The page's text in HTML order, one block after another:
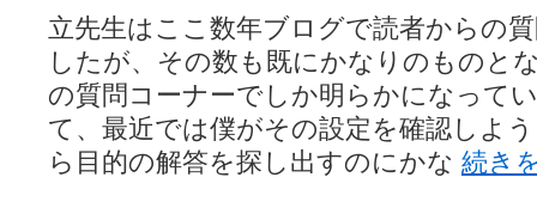
立先生はここ数年ブログで読者からの
したが、その数も既にかなりのものと
の質問コーナーでしか明らかになって
て、最近では僕がその設定を確認しよ
ら目的の解答を探し出すのにかな 続き